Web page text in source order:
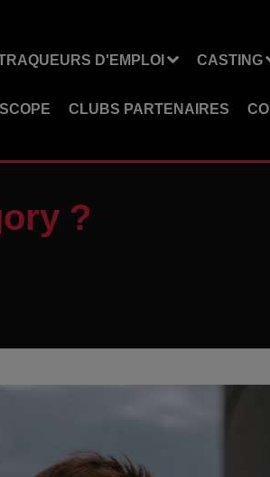
D'EMPLOI CASTING
CLUBS PARTENAIRES
?